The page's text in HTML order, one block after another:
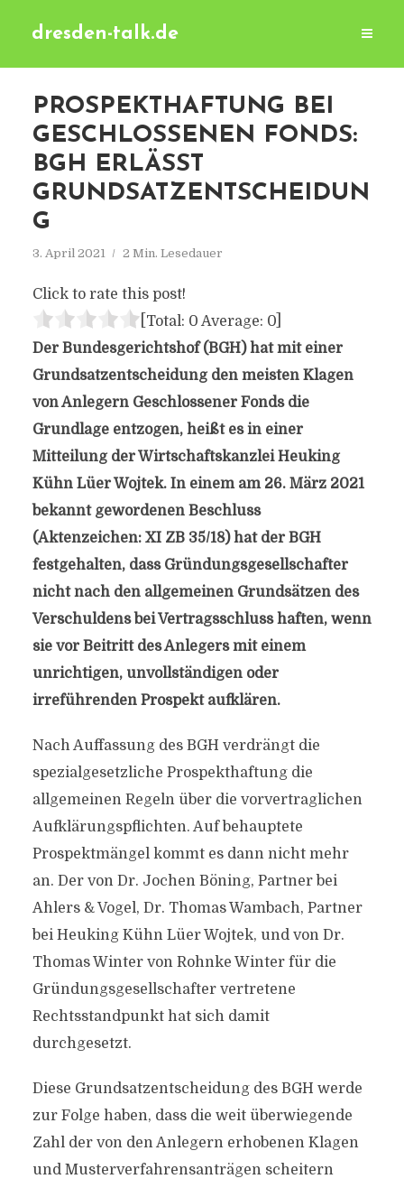
dresden-talk.de
PROSPEKTHAFTUNG BEI
GESCHLOSSENEN FONDS:
BGH ERLÄSST
GRUNDSATZENTSCHEIDUN
G
3. April 2021 2 Min. Lesedauer
Click to rate this post!
[Total: 0 Average: 0]
Der Bundesgerichtshof (BGH) hat mit einer
Grundsatzentscheidung den meisten Klagen
von Anlegern Geschlossener Fonds die
Grundlage entzogen, heißt es in einer
Mitteilung der Wirtschaftskanzlei Heuking
Kühn Lüer Wojtek. In einem am 26. März 2021
bekannt gewordenen Beschluss
(Aktenzeichen: XI ZB 35/18) hat der BGH
festgehalten, dass Gründungsgesellschafter
nicht nach den allgemeinen Grundsätzen des
Verschuldens bei Vertragsschluss haften, wenn
sie vor Beitritt des Anlegers mit einem
unrichtigen, unvollständigen oder
irreführenden Prospekt aufklären.
Nach Auffassung des BGH verdrängt die
spezialgesetzliche Prospekthaftung die
allgemeinen Regeln über die vorvertraglichen
Aufklärungspflichten. Auf behauptete
Prospektmängel kommt es dann nicht mehr
an. Der von Dr. Jochen Böning, Partner bei
Ahlers & Vogel, Dr. Thomas Wambach, Partner
bei Heuking Kühn Lüer Wojtek, und von Dr.
Thomas Winter von Rohnke Winter für die
Gründungsgesellschafter vertretene
Rechtsstandpunkt hat sich damit
durchgesetzt.
Diese Grundsatzentscheidung des BGH werde
zur Folge haben, dass die weit überwiegende
Zahl der von den Anlegern erhobenen Klagen
und Musterverfahrensanträgen scheitern